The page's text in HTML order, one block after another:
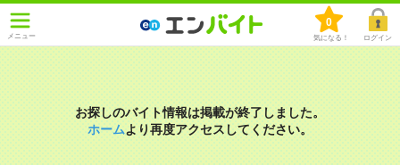
メニュー
0
気になる！ ログイン
お探しのバイト情報は掲載が終了しました。
ホームより再度アクセスしてください。